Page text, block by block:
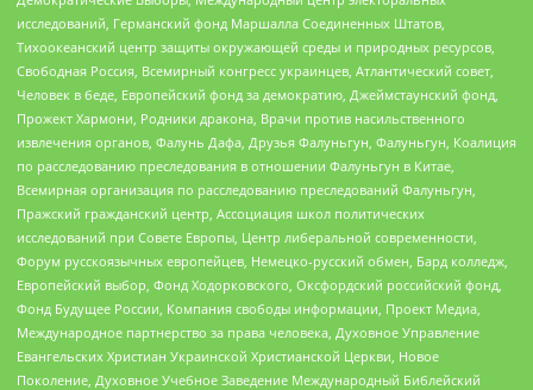
исследований, Германский фонд Маршалла Соединенных Штатов,
Тихоокеанский центр защиты окружающей среды и природных ресурсов,
Свободная Россия, Всемирный конгресс украинцев, Атлантический совет,
Человек в беде, Европейский фонд за демократию, Джеймстаунский фонд,
Прожект Хармони, Родники дракона, Врачи против насильственного
извлечения органов, Фалунь Дафа, Друзья Фалуньгун, Фалуньгун, Коалиция
по расследованию преследования в отношении Фалуньгун в Китае,
Всемирная организация по расследованию преследований Фалуньгун,
Пражский гражданский центр, Ассоциация школ политических
исследований при Совете Европы, Центр либеральной современности,
Форум русскоязычных европейцев, Немецко-русский обмен, Бард колледж,
Европейский выбор, Фонд Ходорковского, Оксфордский российский фонд,
Фонд Будущее России, Компания свободы информации, Проект Медиа,
Международное партнерство за права человека, Духовное Управление
Евангельских Христиан Украинской Христианской Церкви, Новое
Поколение, Духовное Учебное Заведение Международный Библейский